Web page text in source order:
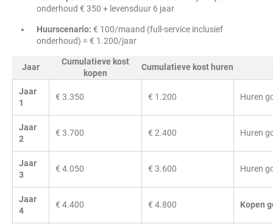
onderhoud € 350 + levensduur 6 jaar
Huurscenario: € 100/maand (full-service inclusief
onderhoud) = € 1.200/jaar
Jaar
Cumulatieve kost
kopen
Cumulatieve kost huren
Jaar
1
€ 3.350 € 1.200 Huren
Jaar
2
€ 3.700 € 2.400 Huren
Jaar
3
€ 4.050 € 3.600 Huren
Jaar
4
€ 4.400 € 4.800 Kopen